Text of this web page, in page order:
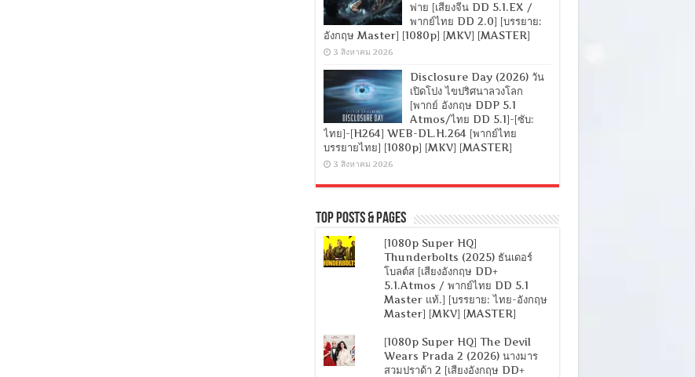
พ่าย [เสียงจีน DD 5.1.EX /
พากย์ไทย DD 2.0] [บรรยาย:
อังกฤษ Master] [1080p] [MKV] [MASTER]
3 สิงหาคม 2026
Disclosure Day (2026) วัน
เปิดโปง ไขปริศนาลวงโลก
[พากย์ อังกฤษ DDP 5.1
Atmos/ไทย DD 5.1]-[ซับ:
ไทย]-[H264] WEB-DL.H.264 [พากย์ไทย
บรรยายไทย] [1080p] [MKV] [MASTER]
3 สิงหาคม 2026
Top Posts & Pages
[1080p Super HQ]
Thunderbolts (2025) ธันเดอร์
โบลต์ส [เสียงอังกฤษ DD+
5.1.Atmos / พากย์ไทย DD 5.1
Master แท้.] [บรรยาย: ไทย-อังกฤษ
Master] [MKV] [MASTER]
[1080p Super HQ] The Devil
Wears Prada 2 (2026) นางมาร
สวมปราด้า 2 [เสียงอังกฤษ DD+